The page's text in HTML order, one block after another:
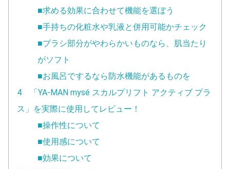
■求める効果に合わせて機能を選ぼう
■手持ちの化粧水や乳液と併用可能かチェック
■ブラシ部分がやわらかいものなら、肌当たり
がソフト
■お風呂でするなら防水機能があるものを
4 「YA-MAN mysé スカルプリフト アクティブ プラ
ス」を実際に使用してレビュー！
■操作性について
■使用感について
■効果について